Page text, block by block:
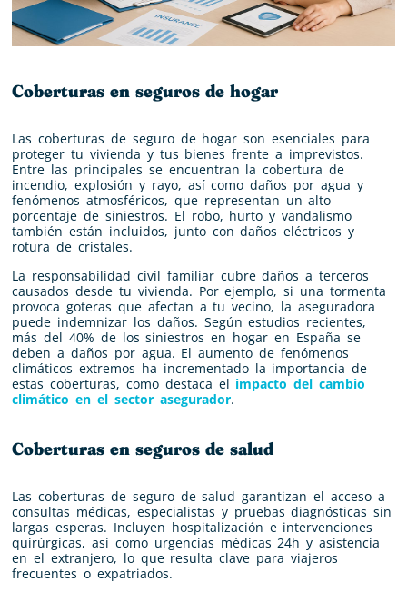
Coberturas en seguros de hogar
Las coberturas de seguro de hogar son esenciales para
proteger tu vivienda y tus bienes frente a imprevistos.
Entre las principales se encuentran la cobertura de
incendio, explosión y rayo, así como daños por agua y
fenómenos atmosféricos, que representan un alto
porcentaje de siniestros. El robo, hurto y vandalismo
también están incluidos, junto con daños eléctricos y
rotura de cristales.
La responsabilidad civil familiar cubre daños a terceros
causados desde tu vivienda. Por ejemplo, si una tormenta
provoca goteras que afectan a tu vecino, la aseguradora
puede indemnizar los daños. Según estudios recientes,
más del 40% de los siniestros en hogar en España se
deben a daños por agua. El aumento de fenómenos
climáticos extremos ha incrementado la importancia de
estas coberturas, como destaca el impacto del cambio
climático en el sector asegurador.
Coberturas en seguros de salud
Las coberturas de seguro de salud garantizan el acceso a
consultas médicas, especialistas y pruebas diagnósticas sin
largas esperas. Incluyen hospitalización e intervenciones
quirúrgicas, así como urgencias médicas 24h y asistencia
en el extranjero, lo que resulta clave para viajeros
frecuentes o expatriados.